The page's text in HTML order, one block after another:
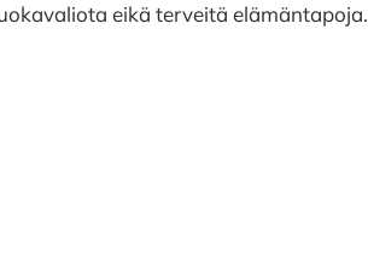
eikä terveitä elämäntapoja.